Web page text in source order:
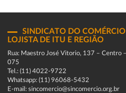
SINDICATO DO COMÉRCIO
LOJISTA DE ITU E REGIÃO
Rua: Maestro José Vitorio, 137 – Centro
075
Tel.: (11) 4022-9722
Whatsapp: (11) 96068-5432
E-mail: sincomercio@sincomercio.org.br